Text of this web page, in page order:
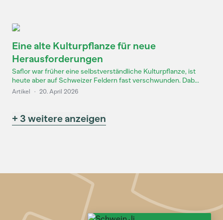
Eine alte Kulturpflanze für neue
Herausforderungen
Saflor war früher eine selbstverständliche Kulturpflanze, ist
heute aber auf Schweizer Feldern fast verschwunden. Dab...
Artikel · 20. April 2026
+ 3 weitere anzeigen